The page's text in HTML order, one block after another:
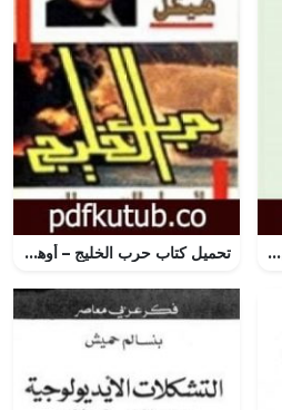
تحميل كتاب الإسلام في الصين PDF تأليف فهمي هويدي مجانا [كامل] تحميل كتاب حرب الخليج – أوهام القوة والنصر PDF تأليف محمد حسنين هيكل مجانا [كامل]